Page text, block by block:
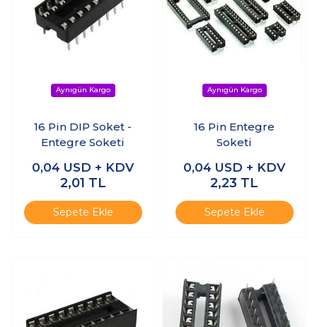
16 Pin DIP Soket -
Entegre Soketi
0,04 USD + KDV
2,01 TL
Sepete Ekle
16 Pin Entegre
Soketi
0,04 USD + KDV
2,23 TL
Sepete Ekle